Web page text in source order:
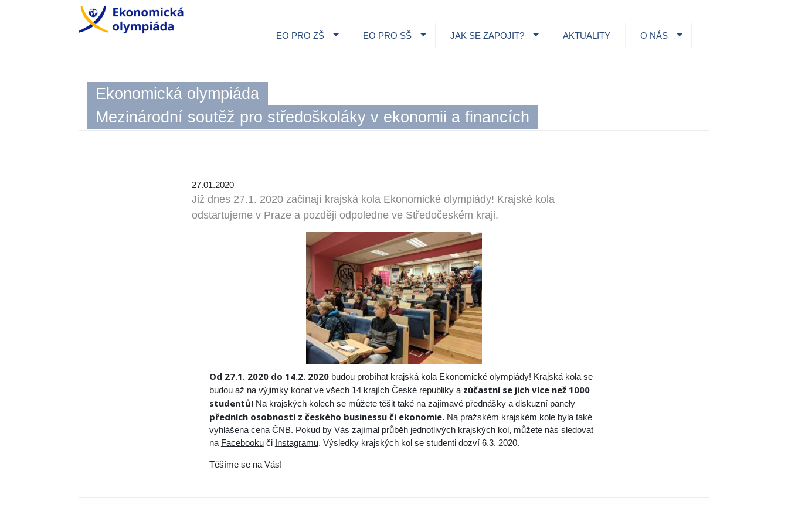
EO PRO ZŠ EO PRO SŠ JAK SE ZAPOJIT? AKTUALITY O NÁS
Ekonomická olympiáda
Mezinárodní soutěž pro středoškoláky v ekonomii a financích
27.01.2020
Již dnes 27.1. 2020 začinají krajská kola Ekonomické olympiády! Krajské kola
odstartujeme v Praze a později odpoledne ve Středočeském kraji.
Od 27.1. 2020 do 14.2. 2020budou probíhat krajská kola Ekonomické olympiády! Krajská kola se
budou až na výjimky konat ve všech 14 krajích České republiky azúčastní se jich více než 1000
studentů!Na krajských kolech se můžete těšit také na zajímavé přednášky a diskuzní panely
předních osobností z českého businessu či ekonomie.Na pražském krajském kole byla také
vyhlášena cena ČNB. Pokud by Vás zajímal průběh jednotlivých krajských kol, můžete nás sledovat
na Facebookuči Instagramu. Výsledky krajských kol se studenti dozví 6.3. 2020.
Těšíme se na Vás!